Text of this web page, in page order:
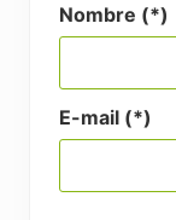
Nombre (*)
E-mail (*)